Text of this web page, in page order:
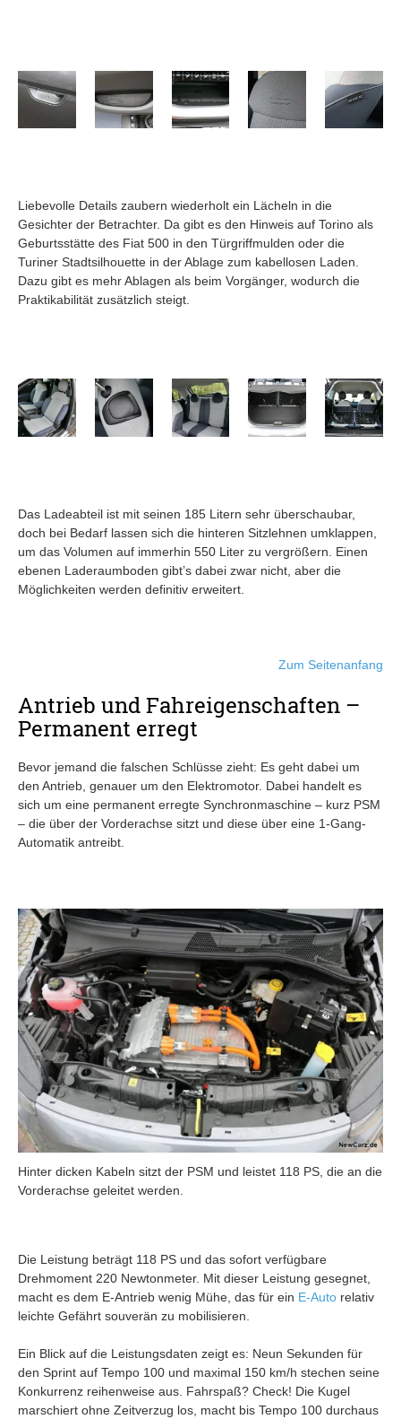
Liebevolle Details zaubern wiederholt ein Lächeln in die
Gesichter der Betrachter. Da gibt es den Hinweis auf Torino als
Geburtsstätte des Fiat 500 in den Türgriffmulden oder die
Turiner Stadtsilhouette in der Ablage zum kabellosen Laden.
Dazu gibt es mehr Ablagen als beim Vorgänger, wodurch die
Praktikabilität zusätzlich steigt.
Das Ladeabteil ist mit seinen 185 Litern sehr überschaubar,
doch bei Bedarf lassen sich die hinteren Sitzlehnen umklappen,
um das Volumen auf immerhin 550 Liter zu vergrößern. Einen
ebenen Laderaumboden gibt’s dabei zwar nicht, aber die
Möglichkeiten werden definitiv erweitert.
Zum Seitenanfang
Antrieb und Fahreigenschaften –
Permanent erregt
Bevor jemand die falschen Schlüsse zieht: Es geht dabei um
den Antrieb, genauer um den Elektromotor. Dabei handelt es
sich um eine permanent erregte Synchronmaschine – kurz PSM
– die über der Vorderachse sitzt und diese über eine 1-Gang-
Automatik antreibt.
Hinter dicken Kabeln sitzt der PSM und leistet 118 PS, die an die
Vorderachse geleitet werden.
Die Leistung beträgt 118 PS und das sofort verfügbare
Drehmoment 220 Newtonmeter. Mit dieser Leistung gesegnet,
macht es dem E-Antrieb wenig Mühe, das für ein E-Auto relativ
leichte Gefährt souverän zu mobilisieren.
Ein Blick auf die Leistungsdaten zeigt es: Neun Sekunden für
den Sprint auf Tempo 100 und maximal 150 km/h stechen seine
Konkurrenz reihenweise aus. Fahrspaß? Check! Die Kugel
marschiert ohne Zeitverzug los, macht bis Tempo 100 durchaus